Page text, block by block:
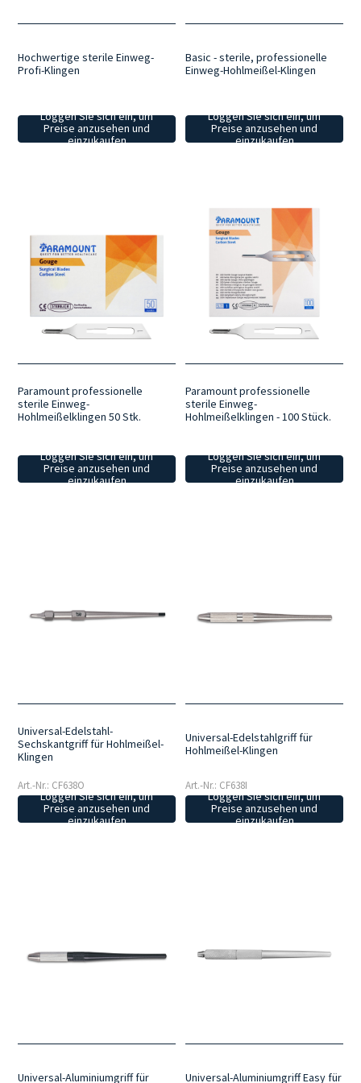
Hochwertige sterile Einweg-
Profi-Klingen
Loggen Sie sich ein, um
Preise anzusehen und
einzukaufen
Basic - sterile, professionelle
Einweg-Hohlmeißel-Klingen
Loggen Sie sich ein, um
Preise anzusehen und
einzukaufen
Paramount professionelle
sterile Einweg-
Hohlmeißelklingen 50 Stk.
Loggen Sie sich ein, um
Preise anzusehen und
einzukaufen
Paramount professionelle
sterile Einweg-
Hohlmeißelklingen - 100 Stück.
Loggen Sie sich ein, um
Preise anzusehen und
einzukaufen
Universal-Edelstahl-
Sechskantgriff für Hohlmeißel-
Klingen
Art.-Nr.: CF638O
Loggen Sie sich ein, um
Preise anzusehen und
einzukaufen
Universal-Edelstahlgriff für
Hohlmeißel-Klingen
Art.-Nr.: CF638I
Loggen Sie sich ein, um
Preise anzusehen und
einzukaufen
Universal-Aluminiumgriff für
Universal-Aluminiumgriff Easy für